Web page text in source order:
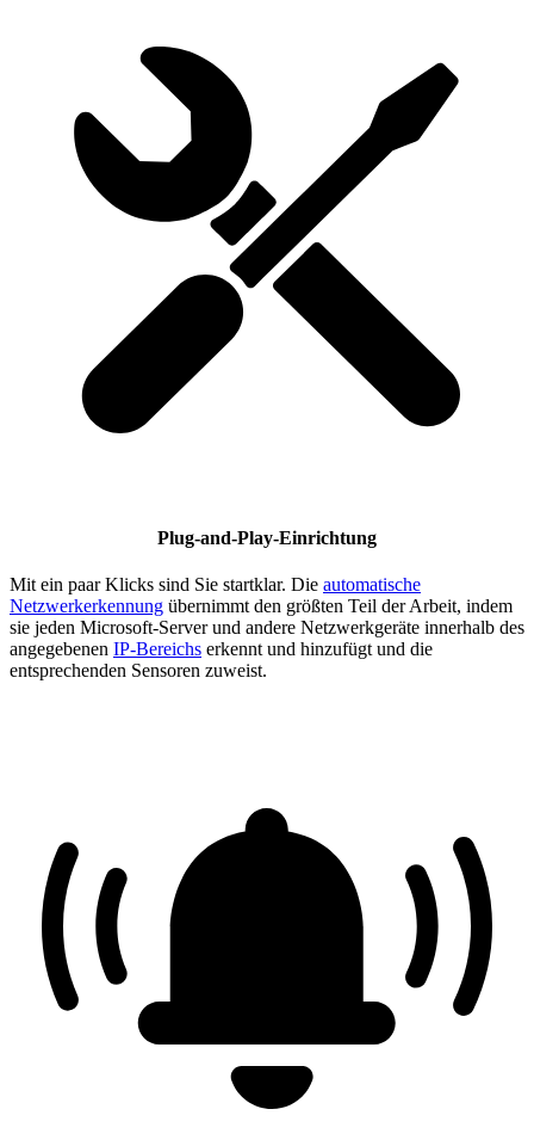
Plug-and-Play-Einrichtung
Mit ein paar Klicks sind Sie startklar. Die automatische
Netzwerkerkennung übernimmt den größten Teil der Arbeit, indem
sie jeden Microsoft-Server und andere Netzwerkgeräte innerhalb des
angegebenen IP-Bereichs erkennt und hinzufügt und die
entsprechenden Sensoren zuweist.